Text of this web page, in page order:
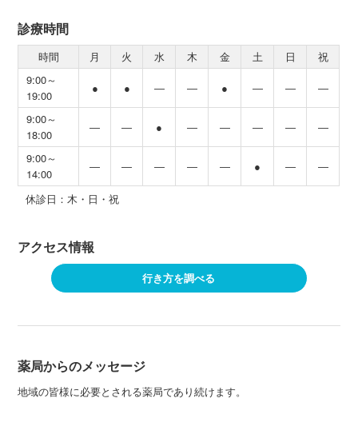
診療時間
時間 月 火 水 木 金 土 日
祝
9:00～
19:00
● ● ― ― ● ― ― ―
9:00～
18:00
― ― ● ― ― ― ― ―
9:00～
14:00
― ― ― ― ― ● ― ―
休診日：木・日・祝
アクセス情報
行き方を調べる
薬局からのメッセージ
地域の皆様に必要とされる薬局であり続けます。